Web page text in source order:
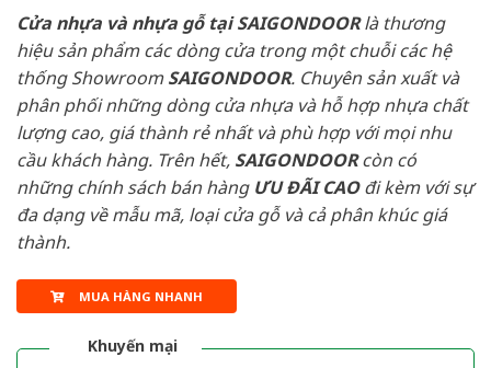
Cửa nhựa và nhựa gỗ tại SAIGONDOORlà thương
hiệu sản phẩm các dòng cửa trong một chuỗi các hệ
thống ShowroomSAIGONDOOR. Chuyên sản xuất và
phân phối những dòng cửa nhựa và hỗ hợp nhựa chất
lượng cao, giá thành rẻ nhất và phù hợp với mọi nhu
cầu khách hàng. Trên hết, SAIGONDOORcòn có
những chính sách bán hàng ƯU ĐÃI CAOđi kèm với sự
đa dạng về mẫu mã, loại cửa gỗ và cả phân khúc giá
thành.
MUA HÀNG NHANH
Khuyến mại